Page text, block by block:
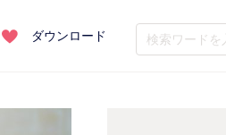
ダウンロード